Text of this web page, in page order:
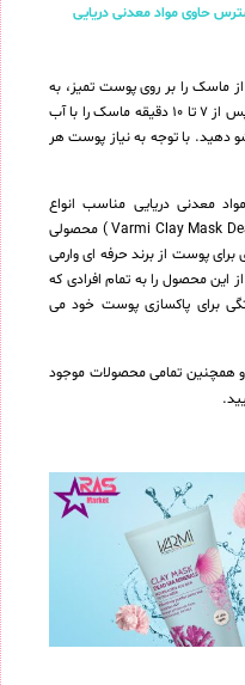
حاوی مواد معدنی دریایی
ماسک را بر روی پوست تمیز، به
جز نواحی دور چشم و دور لب قرار دهید و پس از ۷ تا ۱۰ دقیقه ماسک را با آب
با توجه به نیاز پوست هر
معدنی دریایی مناسب انواع
پوست 150 میلی لیتر ( Varmi Clay Mask Dead Sea Minerals ) محصولی
پوست از برند حرفه ای وارمی
محصول را به تمام افرادی که
برای پاکسازی پوست خود می
و همچنین تمامی محصولات موجود